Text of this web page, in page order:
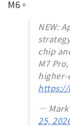
底才會推出，
從 2026 下半
以上的「高階
能選擇的蘋果
NEW: